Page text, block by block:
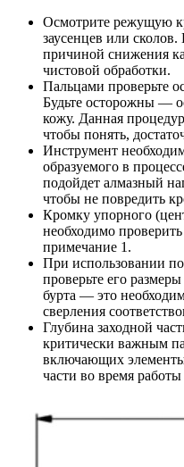
Осмотрите режущую
заусенцев или
причиной снижения
чистовой обработки.
Пальцами проверьте
Будьте осторожны —
кожу. Данная
чтобы понять,
Инструмент
образуемого в
подойдет алмазный
чтобы не повредить
Кромку упорного
необходимо
примечание 1.
При использовании
проверьте его
бурта — это
сверления
Глубина заходной
критически важным
включающих
части во время